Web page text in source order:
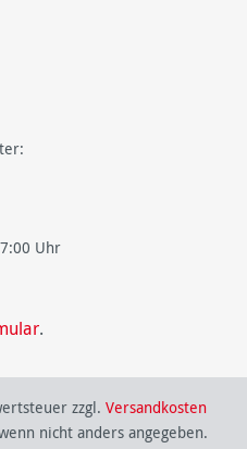
Uhr
.
zzgl. Versandkosten
nicht anders angegeben.